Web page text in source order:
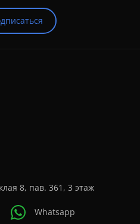
8, пав. 361, 3 этаж
Whatsapp